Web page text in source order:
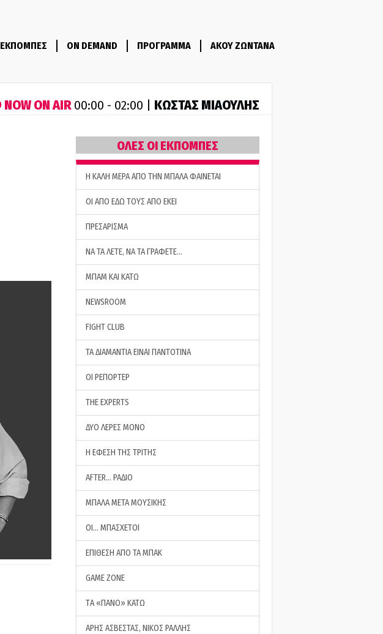
ΕΚΠΟΜΠΕΣ ON DEMAND ΠΡΟΓΡΑΜΜΑ ΑΚΟΥ ΖΩΝΤΑΝΑ
NOW ON AIR00:00 - 02:00 | ΚΩΣΤΑΣ ΜΙΑΟΥΛΗΣ
ΟΛΕΣ ΟΙ ΕΚΠΟΜΠΕΣ
H ΚΑΛΗ ΜΕΡΑ ΑΠΟ ΤΗΝ ΜΠΑΛΑ ΦΑΙΝΕΤΑΙ
ΟΙ ΑΠΟ ΕΔΩ ΤΟΥΣ ΑΠΟ ΕΚΕΙ
ΠΡΕΣΑΡΙΣΜΑ
ΝΑ ΤΑ ΛΕΤΕ, ΝΑ ΤΑ ΓΡΑΦΕΤΕ…
ΜΠΑΜ ΚΑΙ ΚΑΤΩ
NEWSROOM
FIGHT CLUB
ΤΑ ΔΙΑΜΑΝΤΙΑ ΕΙΝΑΙ ΠΑΝΤΟΤΙΝΑ
ΟΙ ΡΕΠΟΡΤΕΡ
THE EXPERTS
ΔΥΟ ΛΕΡΕΣ ΜΟΝΟ
Η ΕΦΕΣΗ ΤΗΣ ΤΡΙΤΗΣ
AFTER… ΡΑΔΙΟ
ΜΠΑΛΑ ΜΕΤΑ ΜΟΥΣΙΚΗΣ
ΟΙ… ΜΠΑΣΧΕΤΟΙ
ΕΠΙΘΕΣΗ ΑΠΟ ΤΑ ΜΠΑΚ
GAME ZONE
ΤA «ΠΑΝΟ» ΚΑΤΩ
ΑΡΗΣ ΑΣΒΕΣΤΑΣ, ΝΙΚΟΣ ΡΑΛΛΗΣ